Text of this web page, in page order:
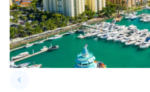
keyboard_arrow_leftPrevious slide